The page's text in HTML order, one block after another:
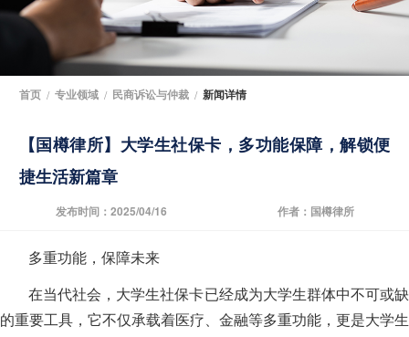
首页 / 专业领域 / 民商诉讼与仲裁 / 新闻详情
【国樽律所】大学生社保卡，多功能保障，解锁便
捷生活新篇章
发布时间：2025/04/16 作者：国樽律所
多重功能，保障未来
在当代社会，大学生社保卡已经成为大学生群体中不可或缺
的重要工具，它不仅承载着医疗、金融等多重功能，更是大学生